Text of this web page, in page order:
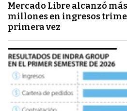
Mercado Libre alcanzó más
millones en ingresos
primera vez